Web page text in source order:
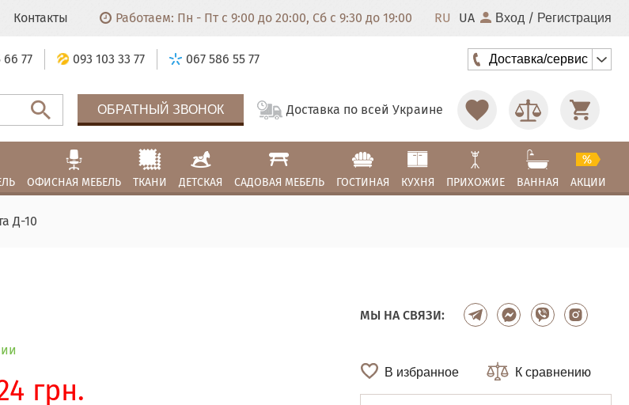
Контакты Работаем: Пн - Пт с 9:00 до 20:00, Сб с 9:30 до 19:00 RU UA Вход / Регистрация
66 77 093 103 33 77 067 586 55 77 Доставка/сервис
ОБРАТНЫЙ ЗВОНОК Доставка по всей Украине
ОФИСНАЯ МЕБЕЛЬ ТКАНИ ДЕТСКАЯ САДОВАЯ МЕБЕЛЬ ГОСТИНАЯ КУХНЯ ПРИХОЖИЕ ВАННАЯ АКЦИИ
Д-10
грн.
МЫ НА СВЯЗИ:
В избранное К сравнению